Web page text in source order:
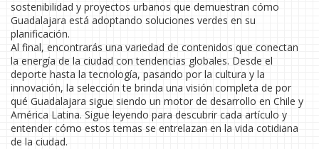
sostenibilidad y proyectos urbanos que demuestran cómo
Guadalajara está adoptando soluciones verdes en su
planificación.
Al final, encontrarás una variedad de contenidos que conectan
la energía de la ciudad con tendencias globales. Desde el
deporte hasta la tecnología, pasando por la cultura y la
innovación, la selección te brinda una visión completa de por
qué Guadalajara sigue siendo un motor de desarrollo en Chile y
América Latina. Sigue leyendo para descubrir cada artículo y
entender cómo estos temas se entrelazan en la vida cotidiana
de la ciudad.